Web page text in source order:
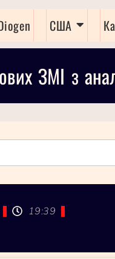
США
ЗМІ з
19:39